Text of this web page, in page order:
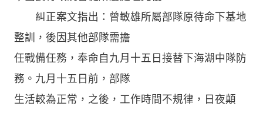
糾正案文指出：曾敏雄所屬部隊原待命下基地
整訓，後因其他部隊需擔
任戰備任務，奉命自九月十五日接替下海湖中隊防
務。九月十五日前，部隊
生活較為正常，之後，工作時間不規律，日夜顛